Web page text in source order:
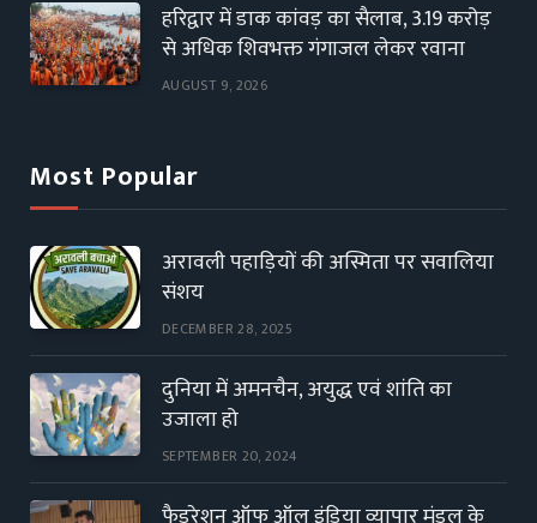
हरिद्वार में डाक कांवड़ का सैलाब, 3.19 करोड़
से अधिक शिवभक्त गंगाजल लेकर रवाना
AUGUST 9, 2026
Most Popular
अरावली पहाड़ियों की अस्मिता पर सवालिया
संशय
DECEMBER 28, 2025
दुनिया में अमनचैन, अयुद्ध एवं शांति का
उजाला हो
SEPTEMBER 20, 2024